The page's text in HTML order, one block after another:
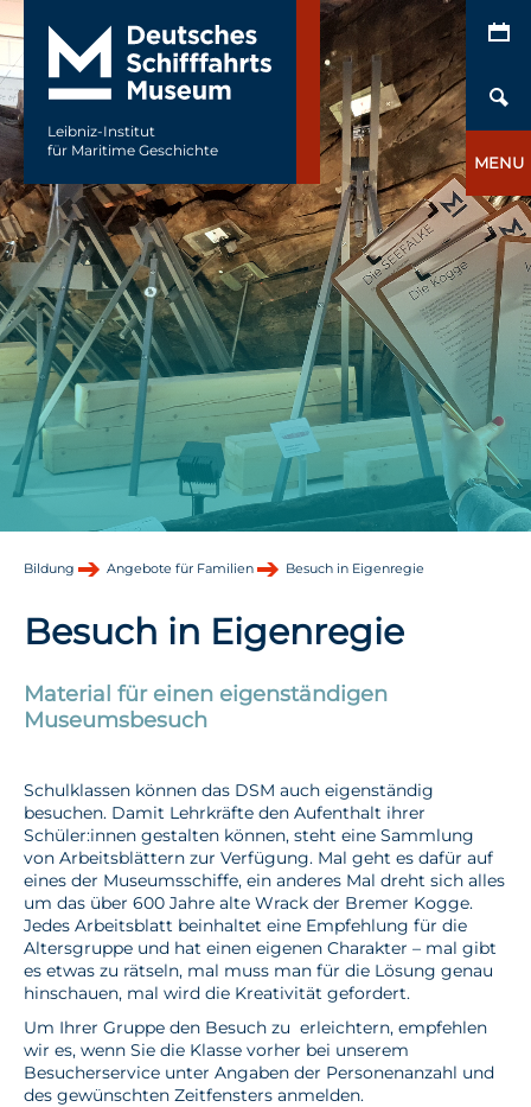
Leibniz-Institut
für Maritime Geschichte
MENU
Bildung Angebote für Familien Besuch in Eigenregie
Besuch in Eigenregie
Material für einen eigenständigen
Museumsbesuch
Schulklassen können das DSM auch eigenständig
besuchen. Damit Lehrkräfte den Aufenthalt ihrer
Schüler:innen gestalten können, steht eine Sammlung
von Arbeitsblättern zur Verfügung. Mal geht es dafür auf
eines der Museumsschiffe, ein anderes Mal dreht sich alles
um das über 600 Jahre alte Wrack der Bremer Kogge.
Jedes Arbeitsblatt beinhaltet eine Empfehlung für die
Altersgruppe und hat einen eigenen Charakter – mal gibt
es etwas zu rätseln, mal muss man für die Lösung genau
hinschauen, mal wird die Kreativität gefordert.
Um Ihrer Gruppe den Besuch zu erleichtern, empfehlen
wir es, wenn Sie die Klasse vorher bei unserem
Besucherservice unter Angaben der Personenanzahl und
des gewünschten Zeitfensters anmelden.